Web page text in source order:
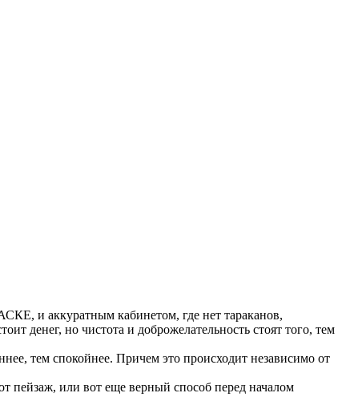
и аккуратным кабинетом, где нет тараканов,
денег, но чистота и доброжелательность стоят того, тем
тем спокойнее. Причем это происходит независимо от
пейзаж, или вот еще верный способ перед началом